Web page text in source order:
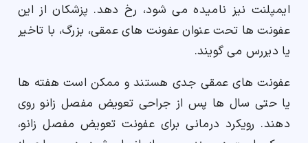
ایمپلنت نیز نامیده می شود، رخ دهد. پزشکان از این
عفونت ها تحت عنوان عفونت های عمقی، بزرگ، با تاخیر
یا دیررس می گویند.
عفونت های عمقی جدی هستند و ممکن است هفته ها
یا حتی سال ها پس از جراحی تعویض مفصل زانو روی
دهند. رویکرد درمانی برای عفونت تعویض مفصل زانو،